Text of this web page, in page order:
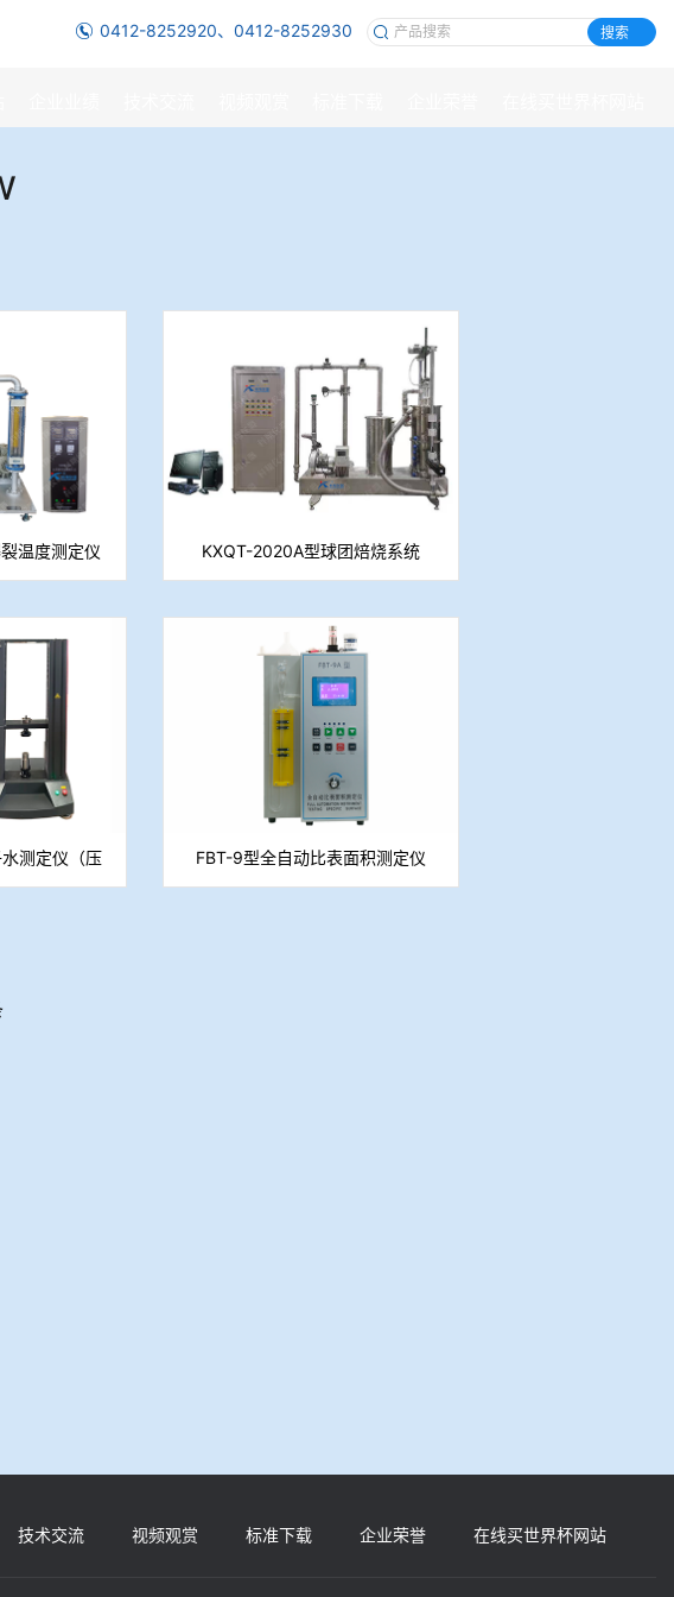
0412-8252920、0412-8252930 搜索
温度测定仪 KXQT-2020A型球团焙烧系统
测定仪（压
FBT-9型全自动比表面积测定仪
技术交流 视频观赏 标准下载 企业荣誉 在线买世界杯网站